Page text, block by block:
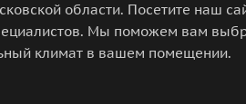
области. Посетите наш
Мы поможем вам
климат в вашем помещении.